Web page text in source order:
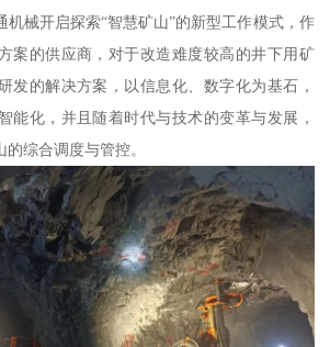
机械开启探索“智慧矿山”的新型工作模式，作
案的供应商，对于改造难度较高的井下用矿
发的解决方案，以信息化、数字化为基石，
能化，并且随着时代与技术的变革与发展，
综合调度与管控。